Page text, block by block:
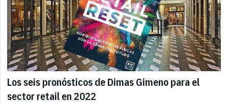
Los seis pronósticos de Dimas Gimeno para el
sector retail en 2022